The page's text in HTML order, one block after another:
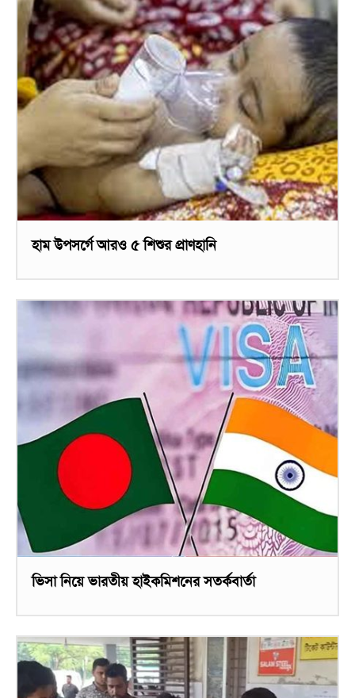
হাম উপসর্গে আরও ৫ শিশুর প্রাণহানি
ভিসা নিয়ে ভারতীয় হাইকমিশনের সতর্কবার্তা